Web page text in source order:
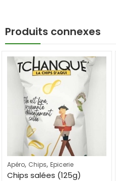
Produits connexes
Apéro, Chips, Epicerie
Chips salées (125g)